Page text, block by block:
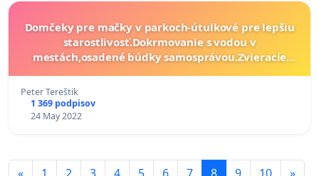
Domčeky pre mačky v parkoch-útulkové pre lepšiu
starostlivosť.Dokrmovanie s vodou v
mestách,osadené búdky samosprávou.Zvieracíe
Peter Tereštik
1 369 podpisov
24 May 2022